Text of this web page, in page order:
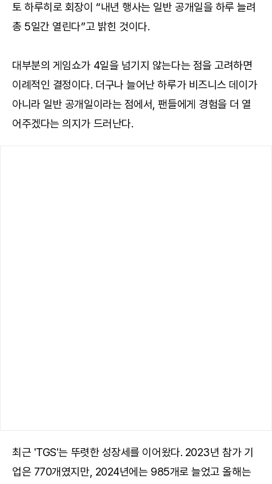
토 하루히로 회장이 “내년 행사는 일반 공개일을 하루 늘려
총 5일간 열린다”고 밝힌 것이다.
대부분의 게임쇼가 4일을 넘기지 않는다는 점을 고려하면
이례적인 결정이다. 더구나 늘어난 하루가 비즈니스 데이가
아니라 일반 공개일이라는 점에서, 팬들에게 경험을 더 열
어주겠다는 의지가 드러난다.
최근 'TGS'는 뚜렷한 성장세를 이어왔다. 2023년 참가 기
업은 770개였지만, 2024년에는 985개로 늘었고 올해는